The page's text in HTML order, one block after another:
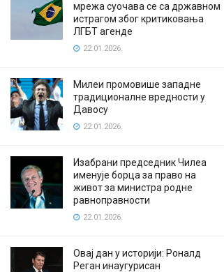
мрежа суочава се са државном
истрагом због критиковања
ЛГБТ агенде
22.01.2026.
Милеи промовише западне
традиционалне вредности у
Давосу
22.01.2026.
Изабрани председник Чилеа
именује борца за право на
живот за министра родне
равноправности
22.01.2026.
Овај дан у историји: Роналд
Реган инаугурисан